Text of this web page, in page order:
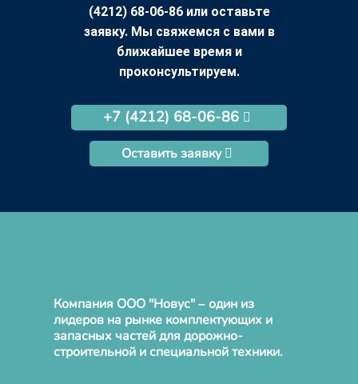
(4212) 68-06-86 или оставьте
заявку. Мы свяжемся с вами в
ближайшее время и
проконсультируем.
+7 (4212) 68-06-86
Оставить заявку
Компания ООО "Новус" – один из
лидеров на рынке комплектующих и
запасных частей для дорожно-
строительной и специальной техники.